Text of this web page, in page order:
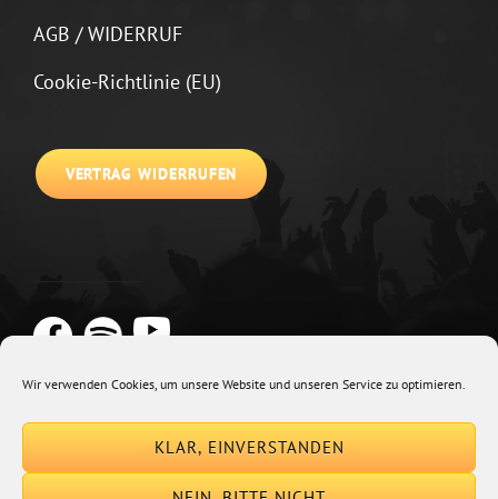
Wir verwenden Cookies, um unsere Website und unseren Service zu optimieren.
KLAR, EINVERSTANDEN
AGB / WIDERRUF
Cookie-Richtlinie (EU)
VERTRAG WIDERRUFEN
Euphony By Catch Themes